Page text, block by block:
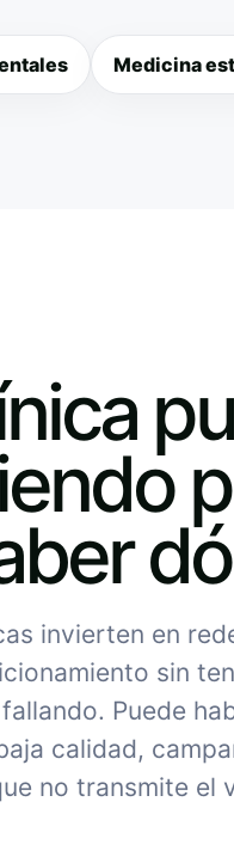
Medicina
invierten en
sin
Puede
calidad,
no transmite el